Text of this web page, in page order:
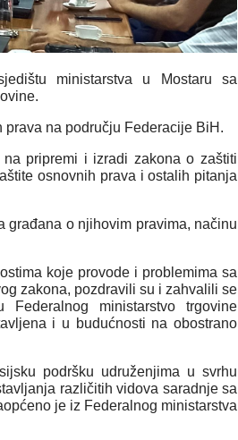
ministarstva u Mostaru sa
prava na području Federacije BiH.
pripremi i izradi zakona o zaštiti
osnovnih prava i ostalih pitanja
građana o njihovim pravima, načinu
koje provode i problemima sa
zakona, pozdravili su i zahvalili se
ministarstvo trgovine
i u budućnosti na obostrano
podršku udruženjima u svrhu
različitih vidova saradnje sa
je iz Federalnog ministarstva